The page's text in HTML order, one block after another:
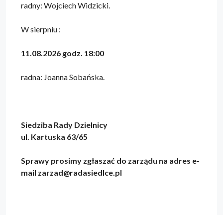
radny: Wojciech Widzicki.
W sierpniu :
11.08.2026 godz. 18:00
radna: Joanna Sobańska.
Siedziba Rady Dzielnicy
ul. Kartuska 63/65
Sprawy prosimy zgłaszać do zarządu na adres e-
mail zarzad@radasiedlce.pl